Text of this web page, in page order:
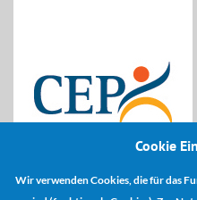
Cookie
Wir verwenden Cookies, die für das
Kooperationspartner: